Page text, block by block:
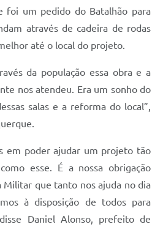
foi um pedido do Batalhão para
através de cadeira de rodas
até o local do projeto.
da população essa obra e a
nos atendeu. Era um sonho do
salas e a reforma do local”,
em poder ajudar um projeto tão
esse. É a nossa obrigação
Militar que tanto nos ajuda no dia
à disposição de todos para
Daniel Alonso, prefeito de